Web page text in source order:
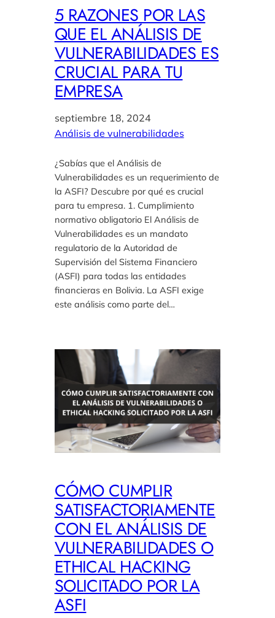
5 RAZONES POR LAS
QUE EL ANÁLISIS DE
VULNERABILIDADES ES
CRUCIAL PARA TU
EMPRESA
septiembre 18, 2024
Análisis de vulnerabilidades
¿Sabías que el Análisis de
Vulnerabilidades es un requerimiento de
la ASFI? Descubre por qué es crucial
para tu empresa. 1. Cumplimiento
normativo obligatorio El Análisis de
Vulnerabilidades es un mandato
regulatorio de la Autoridad de
Supervisión del Sistema Financiero
(ASFI) para todas las entidades
financieras en Bolivia. La ASFI exige
este análisis como parte del…
CÓMO CUMPLIR
SATISFACTORIAMENTE
CON EL ANÁLISIS DE
VULNERABILIDADES O
ETHICAL HACKING
SOLICITADO POR LA
ASFI